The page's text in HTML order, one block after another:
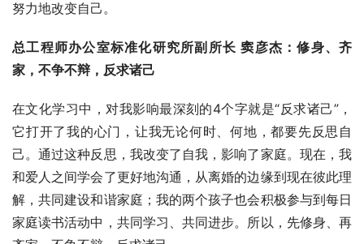
总工程师办公室标准化研究所副所长 窦彦杰：修身、齐
在文化学习中，对我影响最深刻的4个字就是“反求诸己”，
己。通过这种反思，我改变了自我，影响了家庭。现在，我
和爱人之间学会了更好地沟通，从离婚的边缘到现在彼此理
解，共同建设和谐家庭；我的两个孩子也会积极参与到每日
家庭读书活动中，共同学习、共同进步。所以，先修身、再
齐家，不争不辩，反求诸己。